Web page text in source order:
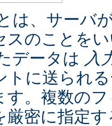
は、サーバ
スのことを
データは 入
トに送られ
す。複数の
厳密に指定